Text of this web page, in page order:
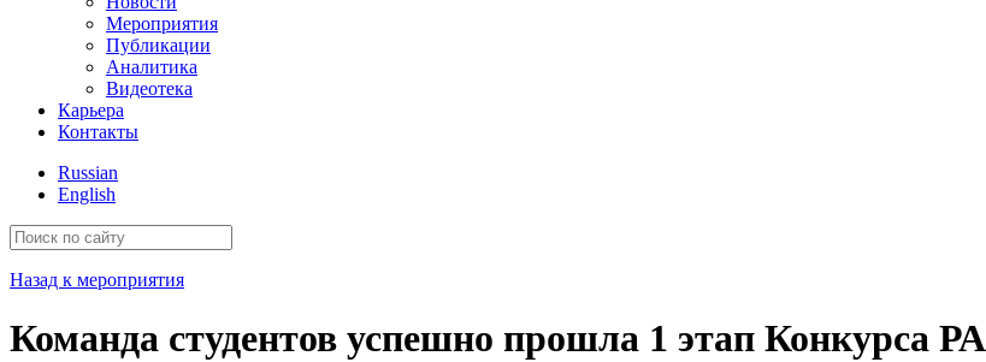
Мероприятия
Публикации
Аналитика
Видеотека
Карьера
Контакты
Russian
English
Назад к мероприятия
Команда студентов успешно прошла 1 этап Конкурса